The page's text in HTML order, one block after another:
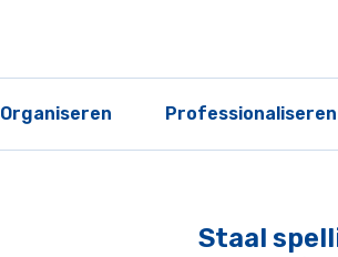
Organiseren Professionaliseren
Staal